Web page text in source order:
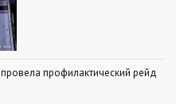
профилактический рейд